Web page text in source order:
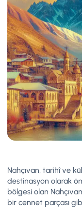
Nahçıvan, tarihî ve
destinasyon olarak
bölgesi olan
bir cennet parçası